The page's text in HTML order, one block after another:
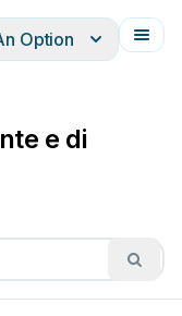
Option
e di